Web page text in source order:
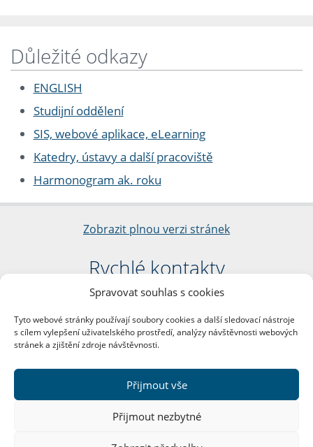
Spravovat souhlas s cookies
Tyto webové stránky používají soubory cookies a další sledovací nástroje
s cílem vylepšení uživatelského prostředí, analýzy návštěvnosti webových
stránek a zjištění zdroje návštěvnosti.
Přijmout vše
Přijmout nezbytné
Důležité odkazy
ENGLISH
Studijní oddělení
SIS, webové aplikace, eLearning
Katedry, ústavy a další pracoviště
Harmonogram ak. roku
Zobrazit plnou verzi stránek
Rychlé kontakty
Filozofická fakulta
nám. Jana Palacha 1/2
116 38 Praha 1
DIČ: CZ00216208
Další kontakty